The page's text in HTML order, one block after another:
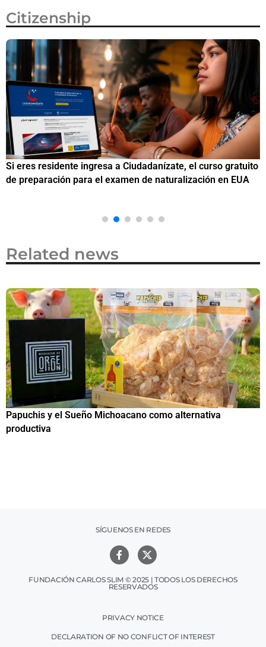
Citizenship
Si eres residente ingresa a Ciudadanízate, el curso gratuito
de preparación para el examen de naturalización en EUA
Related news
Papuchis y el Sueño Michoacano como alternativa
productiva
SÍGUENOS EN REDES
FUNDACIÓN CARLOS SLIM © 2025 | TODOS LOS DERECHOS
RESERVADOS
PRIVACY NOTICE
DECLARATION OF NO CONFLICT OF INTEREST